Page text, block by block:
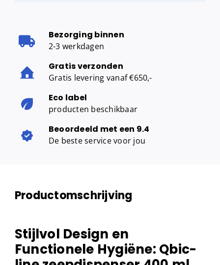
Bezorging binnen
2-3 werkdagen
Gratis verzonden
Gratis levering vanaf €650,-
Eco label
producten beschikbaar
Beoordeeld met een 9.4
De beste service voor jou
Productomschrijving
Stijlvol Design en
Functionele Hygiëne: Qbic-